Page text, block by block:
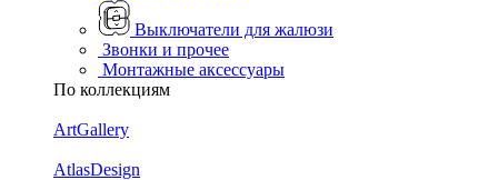
Выключатели для жалюзи
Звонки и прочее
Монтажные аксессуары
По коллекциям
ArtGallery
AtlasDesign